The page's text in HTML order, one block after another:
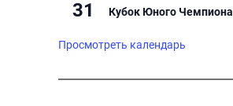
31 Кубок Юного Чемпиона
Просмотреть календарь